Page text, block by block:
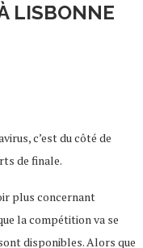
LISBONNE
c’est du côté de
de finale.
plus concernant
la compétition va se
disponibles. Alors que